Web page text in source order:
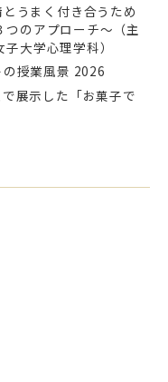
とうまく付き合うため
のアプローチ～（主
大学心理学科）
授業風景 2026
展示した「お菓子で